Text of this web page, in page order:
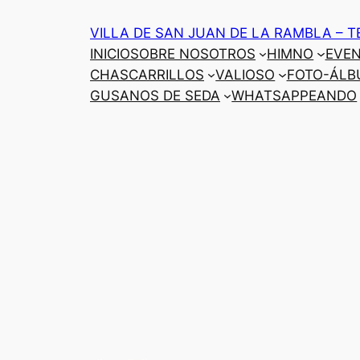
VILLA DE SAN JUAN DE LA RAMBLA –
INICIOSOBRE NOSOTROS HIMNO
CHASCARRILLOS
VALIOSO FOTO-
GUSANOS DE SEDA
WHATSAPPEANDO